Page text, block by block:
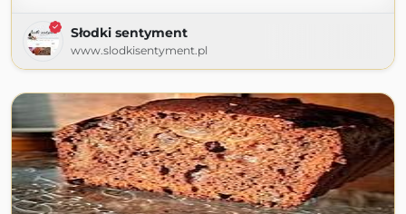
Słodki sentyment
www.slodkisentyment.pl